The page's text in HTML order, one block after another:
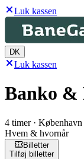
Luk kassen
DK
Luk kassen
Banko &
4 timer · København
Hvem & hvornår
Billetter
Tilføj billetter